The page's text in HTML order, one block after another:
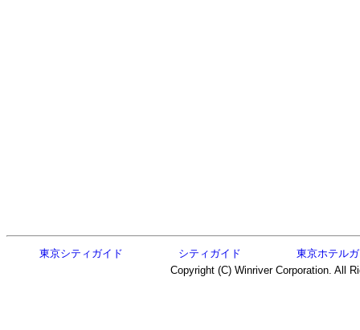
東京シティガイド シティガイド
東京ホテル
Copyright (C) Winriver Corporation. All